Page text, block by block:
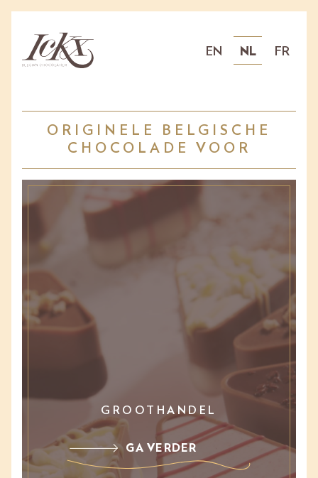
EN NL FR
ORIGINELE BELGISCHE
CHOCOLADE VOOR
GROOTHANDEL
GA VERDER